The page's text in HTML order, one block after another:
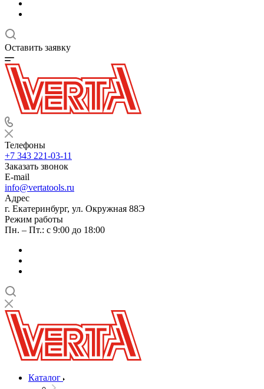
Оставить заявку
Телефоны
+7 343 221-03-11
Заказать звонок
E-mail
info@vertatools.ru
Адрес
г. Екатеринбург, ул. Окружная 88Э
Режим работы
Пн. – Пт.: с 9:00 до 18:00
Каталог